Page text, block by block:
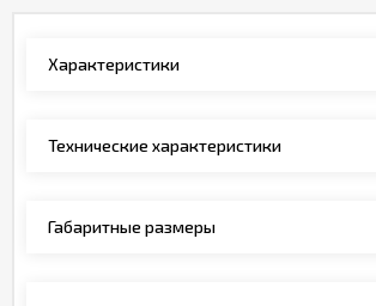
Характеристики
Технические характеристики
Габаритные размеры